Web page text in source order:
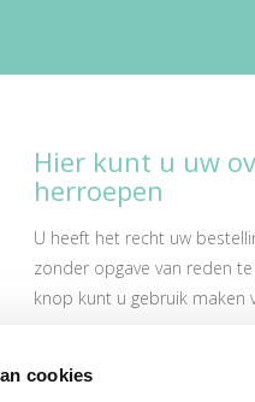
cookies
Hier kunt u uw
herroepen
U heeft het recht uw
zonder opgave van reden
knop kunt u gebruik maken